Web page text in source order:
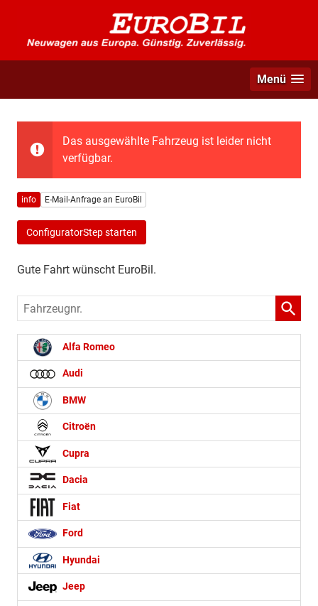
Menü
Das ausgewählte Fahrzeug ist leider nicht
verfügbar.
info E-Mail-Anfrage an EuroBil
ConfiguratorStep starten
Gute Fahrt wünscht EuroBil.
Fahrzeugnr.
Alfa Romeo
Audi
BMW
Citroën
Cupra
Dacia
Fiat
Ford
Hyundai
Jeep